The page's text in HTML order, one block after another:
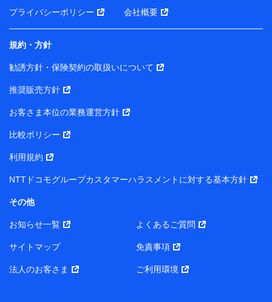
本橋ビル 3F
って、以下の提携代理店とお客様の個人データを共同利
用することがあります。
1. 共同利用する個人データの項目
氏名、生年月日、住所、メールアドレス、電話番号、個人の
相談予約に関する情報等
保険契約者と被保険者との関係等
扱とならない保険契約の内容等
情報
2. 共同利用者の範囲
当社（https://www.docomo-insurance.co.jp/）
プライバシーポリシー 会社概要
規約・方針
勧誘方針・保険契約の取扱いについて
推奨販売方針
お客さま本位の業務運営方針
比較ポリシー
利用規約
NTTドコモグループカスタマーハラスメントに対する基本方針
その他
お知らせ一覧 よくあるご質問
サイトマップ 免責事項
法人のお客さま ご利用環境